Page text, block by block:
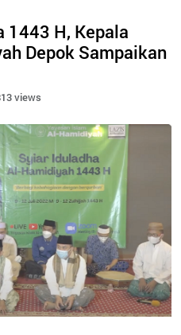
1443 H, Kepala
Depok Sampaikan
views